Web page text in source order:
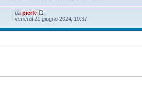
dapierfe
venerdì 21 giugno 2024, 10:37